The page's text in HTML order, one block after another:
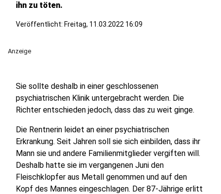
ihn zu töten.
Veröffentlicht: Freitag, 11.03.2022 16:09
Anzeige
Sie sollte deshalb in einer geschlossenen
psychiatrischen Klinik untergebracht werden. Die
Richter entschieden jedoch, dass das zu weit ginge.
Die Rentnerin leidet an einer psychiatrischen
Erkrankung. Seit Jahren soll sie sich einbilden, dass ihr
Mann sie und andere Familienmitglieder vergiften will.
Deshalb hatte sie im vergangenen Juni den
Fleischklopfer aus Metall genommen und auf den
Kopf des Mannes eingeschlagen. Der 87-Jährige erlitt